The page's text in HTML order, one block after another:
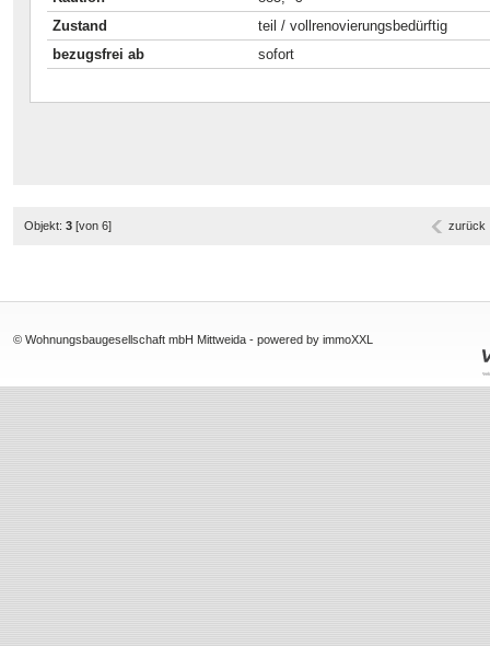
Zustand
teil / vollrenovierungsbedürftig
bezugsfrei ab
sofort
Objekt: 3 [von 6] zurück
© Wohnungsbaugesellschaft mbH Mittweida -powered by immoXXL